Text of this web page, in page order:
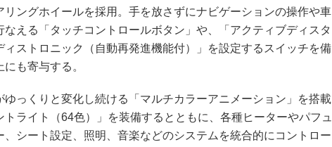
リングホイールを採用。手を放さずにナビゲーションの操作や車
なえる「タッチコントロールボタン」や、「アクティブディスタ
ィストロニック（自動再発進機能付）」を設定するスイッチを備
も寄与する。
っくりと変化し続ける「マルチカラーアニメーション」を搭載
トライト（64色）」を装備するとともに、各種ヒーターやパフュ
、シート設定、照明、音楽などのシステムを統合的にコントロー